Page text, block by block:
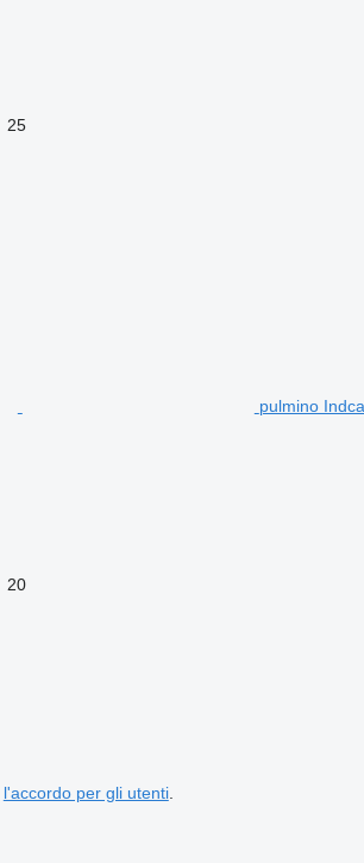
25
pulmino
20
l'accordo per gli utenti.